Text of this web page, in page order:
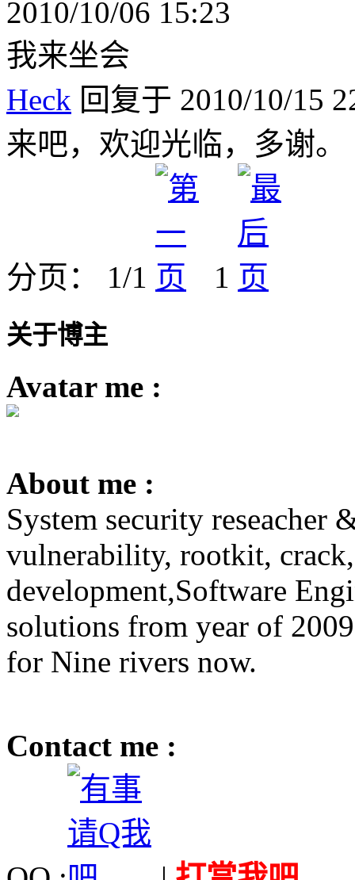
2010/10/06 15:23
我来坐会
Heck 回复于 2010/10/15
来吧，欢迎光临，多谢。
分页： 1/1 1
关于博主
Avatar me :
About me :
System security reseacher
vulnerability, rootkit,
development,Software
solutions from year of
for Nine rivers now.
Contact me :